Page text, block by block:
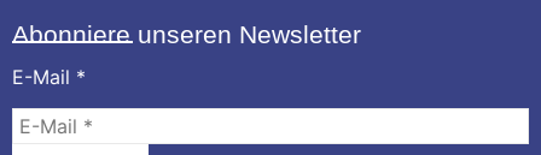
Abonniere unseren Newsletter
E-Mail *